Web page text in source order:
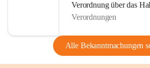
Verordnung über das
Verordnungen
Alle Bekanntmachungen